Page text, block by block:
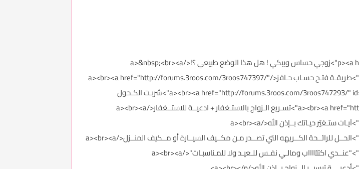
<p><a href="http://forums.3roos.com/3roos747517/" id="thread_title_747517">زوجي حساس ويبكي ! هل هذا الوضع طبيعي ؟!</a>&nbsp;<br><a
href="http://forums.3roos.com/3roos747308/" id="thread_title_747308">طريقـة فتـح حسـاب حـافز</a><br><a href="http://forums.3roos.com/3roos747397/"
id="thread_title_747397">كيــف تسـتعد للحــرب</a><br><a href="http://forums.3roos.com/3roos747293/" id="thread_title_747293">شربـت الكـحول
بالخطــأ</a><br><a href="http://forums.3roos.com/3roos747267/" id="thread_title_747267">تسـريع الـزواج بالاستـغفار + ادعيــة للاستــغفار</a><br><a
href="http://forums.3roos.com/3roos747242/" id="thread_title_747242">آيـات ستـغيّر حيـاتك بــإذن الله</a><br><a
href="http://forums.3roos.com/3roos747074/" id="thread_title_747074">الحــل للرائــحة الكــريهه التي تصــدر مـن مكــيف السيــارة أو مــكيف المنــزل</a><br><a
href="http://forums.3roos.com/3roos746970/" id="thread_title_746970">"عنــدي اكتئااااب ومالـي نفـس للـعيـد ولا للمـناسبـات"</a><br><a